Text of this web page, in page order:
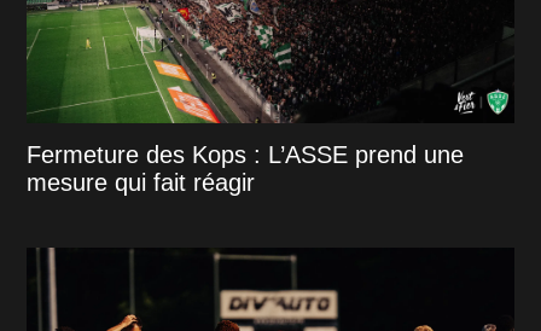
Fermeture des Kops : L’ASSE prend une
mesure qui fait réagir